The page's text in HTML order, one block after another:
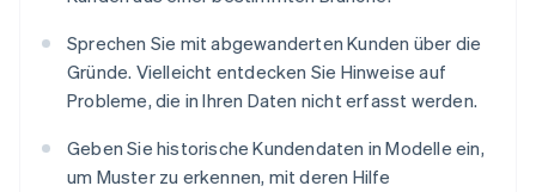
Sprechen Sie mit abgewanderten Kunden über die
Gründe. Vielleicht entdecken Sie Hinweise auf
Probleme, die in Ihren Daten nicht erfasst werden.
Geben Sie historische Kundendaten in Modelle ein,
um Muster zu erkennen, mit deren Hilfe